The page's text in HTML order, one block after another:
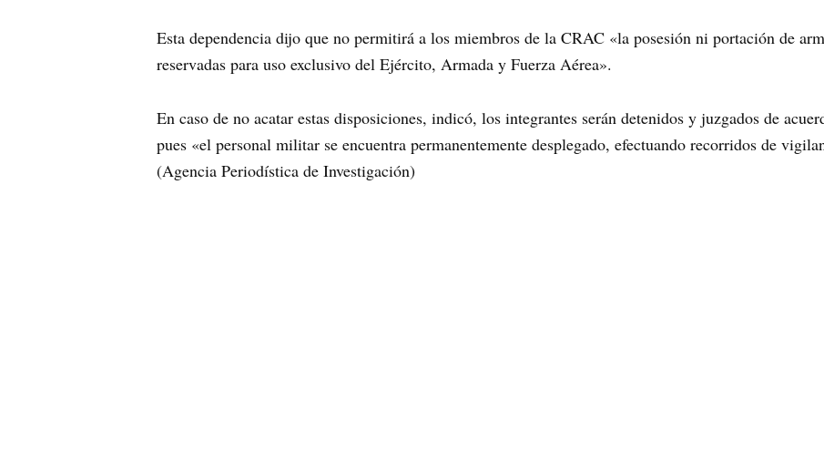
Esta dependencia dijo que no permitirá a los miembros de la CRAC «la posesión ni portación de
reservadas para uso exclusivo del Ejército, Armada y Fuerza Aérea».
En caso de no acatar estas disposiciones, indicó, los integrantes serán detenidos y juzgados de
pues «el personal militar se encuentra permanentemente desplegado, efectuando recorridos de
(Agencia Periodística de Investigación)